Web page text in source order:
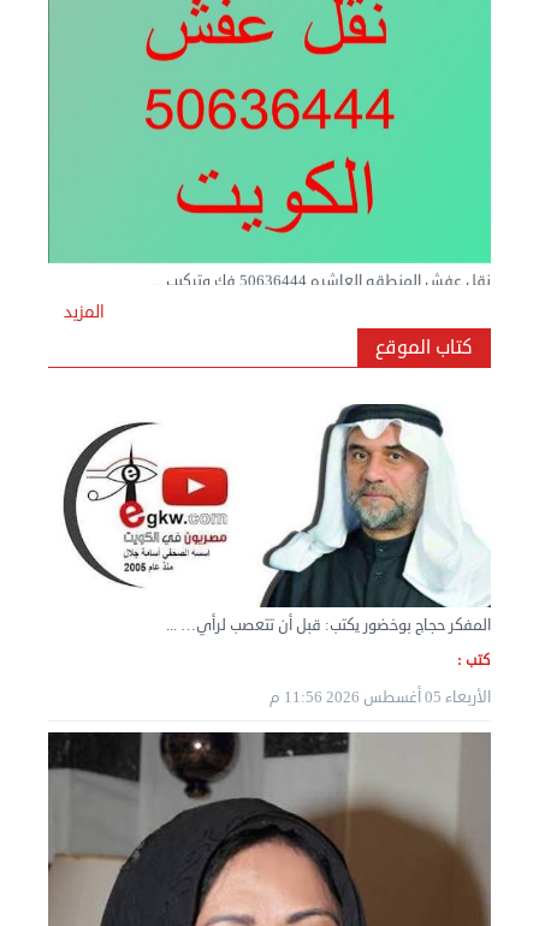
نقل عفش المنطقه العاشره 50636444 فك وتركيب ...
السبت 07 سبتمبر 2024 04:08 م
المزيد
كتاب الموقع
المفكر حجاج بوخضور يكتب: قبل أن تتعصب لرأي… ...
كتب :
الأربعاء 05 أغسطس 2026 11:56 م